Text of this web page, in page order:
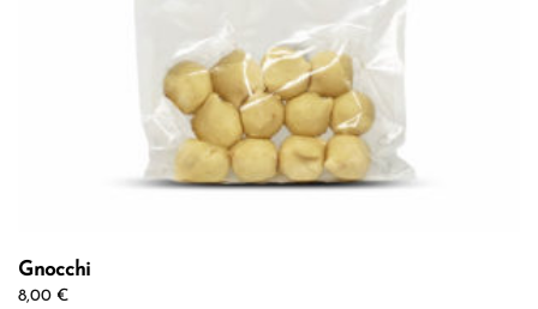
Gnocchi
8,00 €